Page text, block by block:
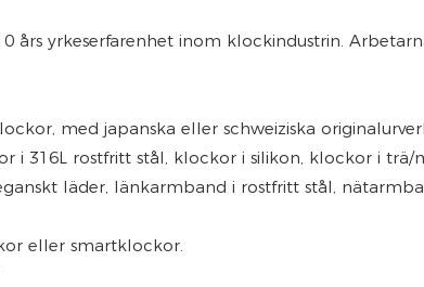
års yrkeserfarenhet inom klockindustrin.
med japanska eller schweiziska
i 316L rostfritt stål, klockor i silikon, klockor i trä/
läder, länkarmband i rostfritt stål,
eller smartklockor.